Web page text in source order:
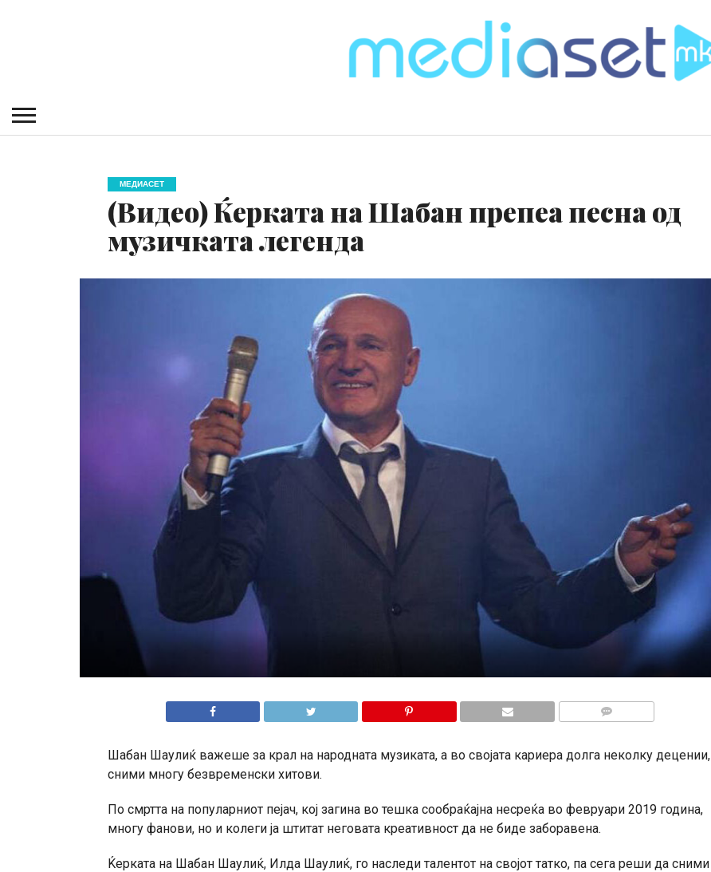
МЕДИАСЕТ
(Видео) Ќерката на Шабан препеа песна од
музичката легенда
Шабан Шаулиќ важеше за крал на народната музиката, а во својата кариера долга неколку децении,
сними многу безвременски хитови.
По смртта на популарниот пејач, кој загина во тешка сообраќајна несреќа во февруари 2019 година,
многу фанови, но и колеги ја штитат неговата креативност да не биде заборавена.
Ќерката на Шабан Шаулиќ, Илда Шаулиќ, го наследи талентот на својот татко, па сега реши да сними